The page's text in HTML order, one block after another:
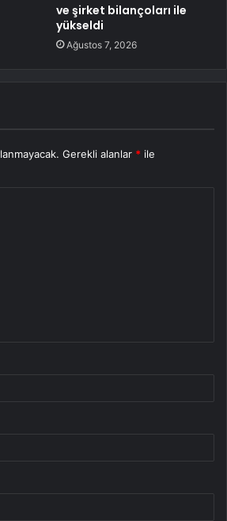
ve şirket bilançoları ile
yükseldi
Ağustos 7, 2026
Gerekli alanlar * ile